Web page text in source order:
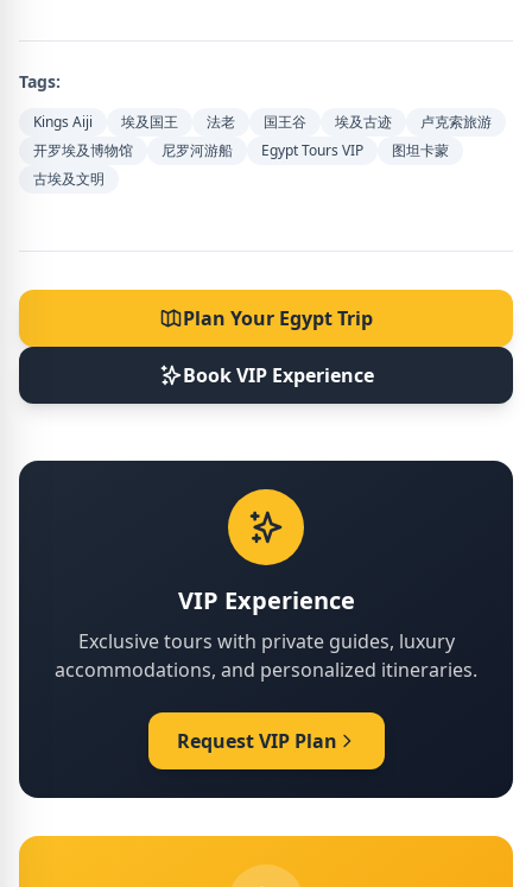
Tags:
Kings Aiji 埃及国王 法老 国王谷 埃及古迹
卢克索旅游
开罗埃及博物馆
尼罗河游船 Egypt Tours VIP
图坦卡蒙
古埃及文明
Plan Your Egypt Trip
Book VIP Experience
VIP Experience
Exclusive tours with private guides, luxury
accommodations, and personalized itineraries.
Request VIP Plan